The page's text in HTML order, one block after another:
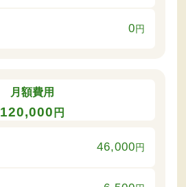
0円
月額費用
120,000 円
46,000円